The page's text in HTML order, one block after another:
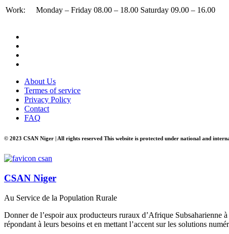
Work: Monday – Friday 08.00 – 18.00 Saturday 09.00 – 16.00
About Us
Termes of service
Privacy Policy
Contact
FAQ
© 2023 CSAN Niger | All rights reserved This website is protected under national and
CSAN Niger
Au Service de la Population Rurale
Donner de l’espoir aux producteurs ruraux d’Afrique Subsaharienne
répondant à leurs besoins et en mettant l’accent sur les solutions